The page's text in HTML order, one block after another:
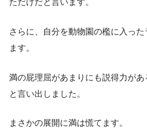
ただけだと言います。
さらに、自分を動物園の檻に入っ
ます。
満の屁理屈があまりにも説得力が
と言い出しました。
まさかの展開に満は慌てます。